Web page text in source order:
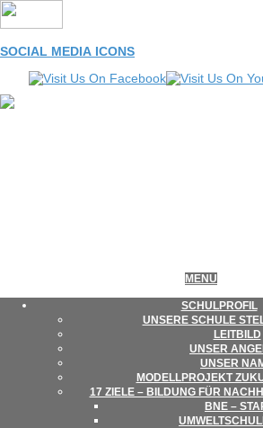
Skip
to
SOCIAL MEDIA ICONS
LEONORE-
SCHULE
Menu
MENU
SCHUL­PRO­FIL
UNSERE SCHULE
LEIT­BILD
UNSER
UNSER
MODELL­PRO­JEKT
17 ZIELE – BIL­DUNG FÜR
BNE –